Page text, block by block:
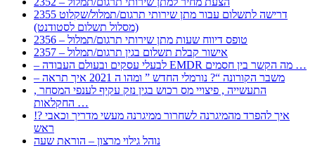
2355 דרישה לתשלום עבור מתן שירותי תרגום/תמלול/שקלוט
(מסלול תשלום לסטודנט)
2356 – טופס דיווח שעות מתן שירותי תרגום/תמלול
2357 – אישור קבלת תשלום בגין תרגום/תמלול
– לבעלי עסקים ובעולם העבודה EMDR מה הקשר בין חסמים …
– משבר הקורונה “? נורמלי החדש ” ומהו ה 2021 איך תראה
, התעשייה , פיצויי מס רכוש בגין נזק עקיף לענפי המסחר
החקלאות …
!? איך להפרד מהמיגרנה לשחרור ממיגרנה מעשי מדריך וכאבי
ראש
נוהל גילוי מרצון – הוראת שעה